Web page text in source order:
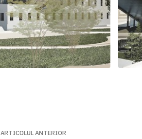
ARTICOLUL ANTERIOR